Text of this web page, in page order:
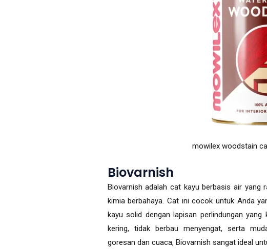
mowilex woodstain
Biovarnish
Biovarnish adalah cat kayu berbasis air yang
kimia berbahaya. Cat ini cocok untuk Anda
kayu solid dengan lapisan perlindungan
kering, tidak berbau menyengat, serta
goresan dan cuaca, Biovarnish sangat ideal